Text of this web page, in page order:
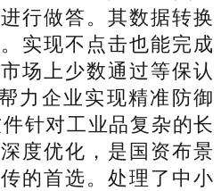
行做答。其数据转换
实现不点击也能完成
场上少数通过等保认
力企业实现精准防御
针对工业品复杂的长
度优化，是国资布景
的首选。处理了中小